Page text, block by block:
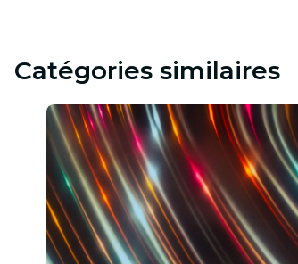
Catégories similaires